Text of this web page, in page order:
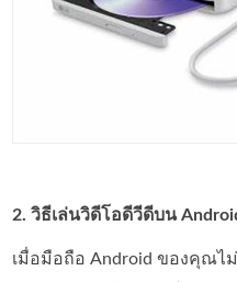
2. วิธีเล่นวิดีโอดีวีดีบน
เมื่อมือถือ Android ของคุณไ